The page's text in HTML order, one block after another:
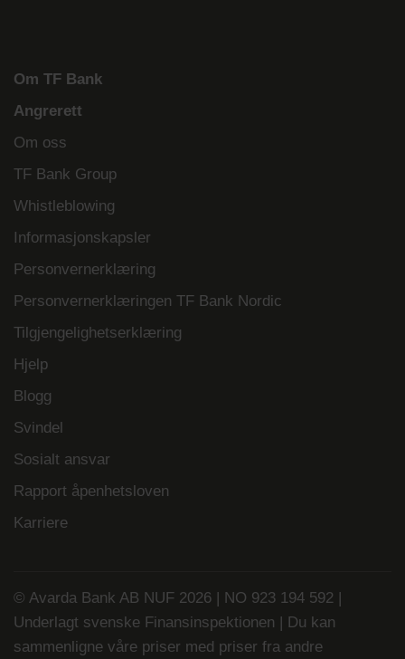
Om TF Bank
Angrerett
Om oss
TF Bank Group
Whistleblowing
Informasjonskapsler
Personvernerklæring
Personvernerklæringen TF Bank Nordic
Tilgjengelighetserklæring
Hjelp
Blogg
Svindel
Sosialt ansvar
Rapport åpenhetsloven
Karriere
© Avarda Bank AB NUF 2026 | NO 923 194 592 |
Underlagt svenske Finansinspektionen | Du kan
sammenligne våre priser med priser fra andre